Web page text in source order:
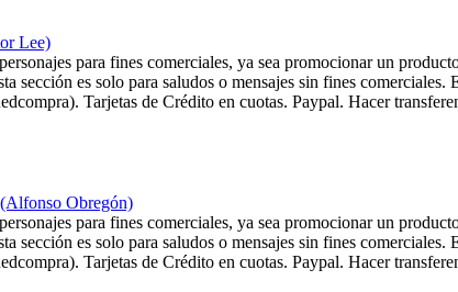
Lee)
para fines comerciales, ya sea promocionar un
sección es solo para saludos o mensajes sin fines
Tarjetas de Crédito en cuotas. Paypal. Hacer
Obregón)
para fines comerciales, ya sea promocionar un
sección es solo para saludos o mensajes sin fines
Tarjetas de Crédito en cuotas. Paypal. Hacer